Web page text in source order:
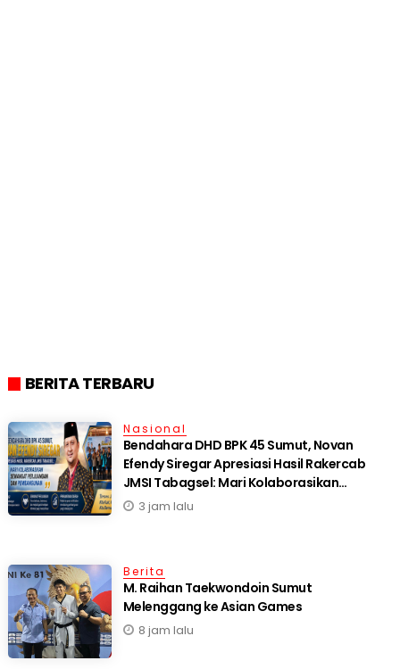
BERITA TERBARU
Nasional
Bendahara DHD BPK 45 Sumut, Novan
Efendy Siregar Apresiasi Hasil Rakercab
JMSI Tabagsel: Mari Kolaborasikan
Semangat Perjuangan dan Pembangunan
3 jam lalu
Berita
M. Raihan Taekwondoin Sumut
Melenggang ke Asian Games
8 jam lalu